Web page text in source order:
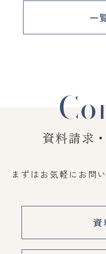
一
資料請求
まずはお気軽にお問
資